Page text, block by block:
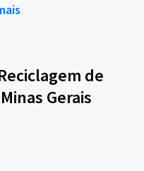
de
Gerais